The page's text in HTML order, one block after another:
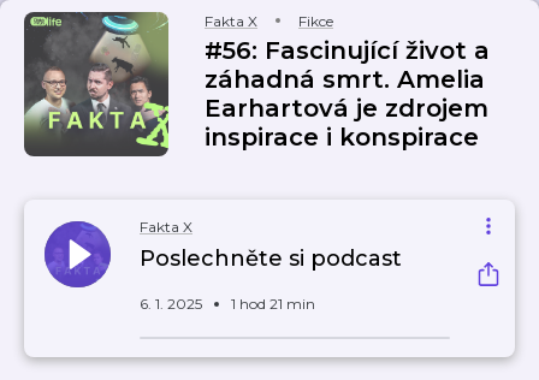
Fakta X Fikce
#56: Fascinující život a
záhadná smrt. Amelia
Earhartová je zdrojem
inspirace i konspirace
Fakta X
Poslechněte si podcast
6. 1. 2025 1 hod 21 min